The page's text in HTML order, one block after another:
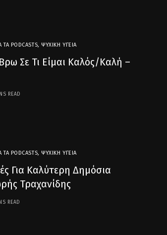
ΤΑ PODCASTS,ΨΥΧΙΚΉ ΥΓΕΊΑ
Σε Τι Είμαι Καλός/Καλή –
READ
ΤΑ PODCASTS,ΨΥΧΙΚΉ ΥΓΕΊΑ
Για Καλύτερη Δημόσια
Τραχανίδης
READ